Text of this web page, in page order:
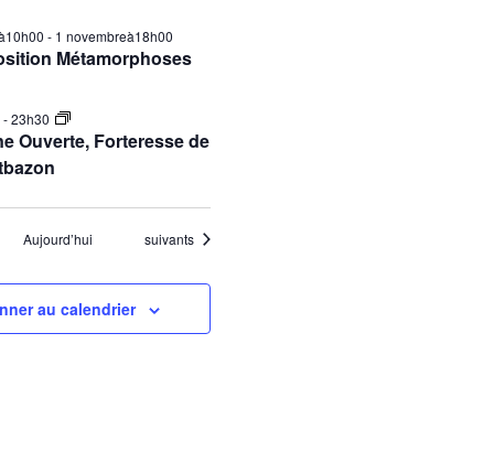
Métamorphoses
- 1 novembreà18h00
Ouverte, Forteresse de
-23h30
Aujourd’hui Évènements
suivants
au calendrier